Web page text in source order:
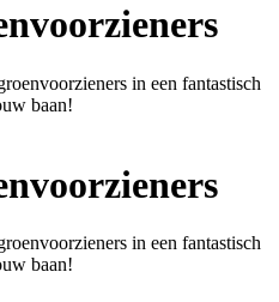
in een fantastisch
baan!
in een fantastisch
baan!